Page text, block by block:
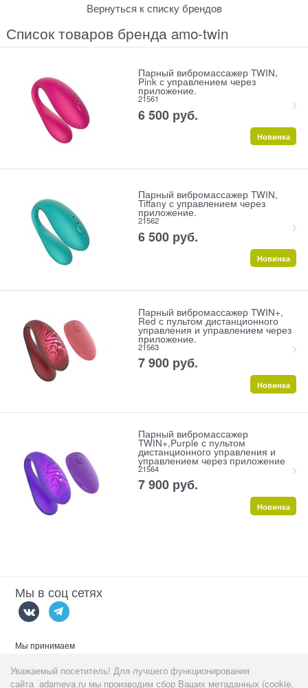
Вернуться к списку брендов
Список товаров бренда amo-twin
Парный вибромассажер TWIN,
Pink с управлением через
приложение.
21561
6 500 руб.
Новинка
Парный вибромассажер TWIN,
Tiffany с управлением через
приложение.
21562
6 500 руб.
Новинка
Парный вибромассажер TWIN+,
Red с пультом дистанционного
управления и управлением через
приложение.
21563
7 900 руб.
Новинка
Парный вибромассажер
TWIN+,Purple с пультом
дистанционного управления и
управлением через приложение
21564
7 900 руб.
Новинка
Мы в соц сетях
Мы принимаем
Уважаемый посетитель! Для лучшего функционирования
сайта adameva.ru мы производим сбор Ваших метаданных (cookie,